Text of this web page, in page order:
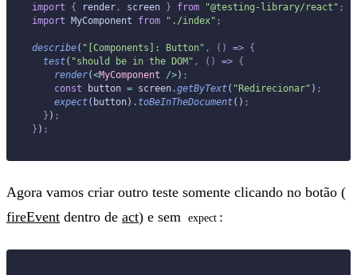
import { render , screen } from "@testing-library/react" ;
import MyComponent from "./index" ;
describe( "[Components]: Button" , () => {
  test
( "should be in the DOM" , () => {
    render
(<MyComponent />) ;
    const
button = screen.getByText( "Redirecionar" ) ;
    expect
(button) . toBeInTheDocument() ;
  }
) ;
} ) ;
Agora vamos criar outro teste somente clicando no botão (
fireEvent dentro de act) e sem expect :